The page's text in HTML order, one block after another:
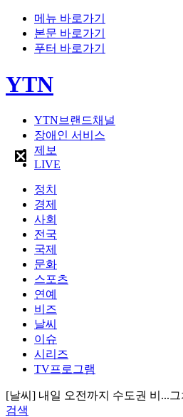
메뉴 바로가기
본문 바로가기
푸터 바로가기
YTN
YTN브랜드채널
장애인 서비스
제보
LIVE
정치
경제
사회
전국
국제
문화
스포츠
연예
비즈
날씨
이슈
시리즈
TV프로그램
[날씨] 내일 오전까지 수도권 비...
검색